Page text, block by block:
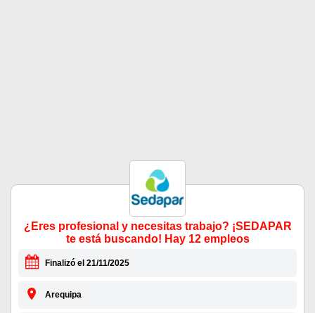
¿Eres profesional y necesitas trabajo? ¡SEDAPAR
te está buscando! Hay 12 empleos
Finalizó el 21/11/2025
Arequipa